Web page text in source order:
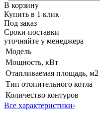
В корзину
Купить в 1 клик
Под заказ
Сроки поставки
уточняйте у менеджера
Модель
Мощность, кВт
Отапливаемая площадь, м2
Тип отопительного котла
Количество контуров
Все характеристики›